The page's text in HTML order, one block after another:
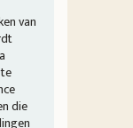
van
die